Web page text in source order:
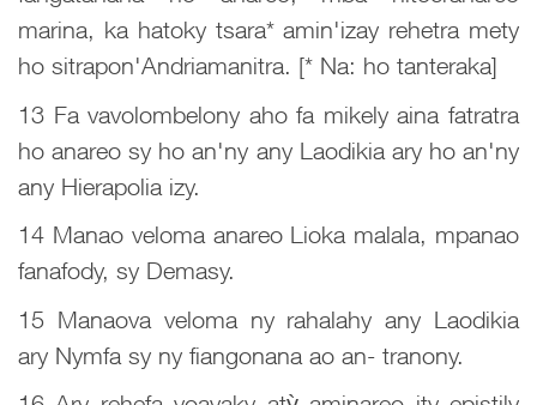
marina, ka hatoky tsara* amin'izay rehetra mety
ho sitrapon'Andriamanitra. [* Na: ho tanteraka]
13 Fa vavolombelony aho fa mikely aina fatratra
ho anareo sy ho an'ny any Laodikia ary ho an'ny
any Hierapolia izy.
14 Manao veloma anareo Lioka malala, mpanao
fanafody, sy Demasy.
15 Manaova veloma ny rahalahy any Laodikia
ary Nymfa sy ny fiangonana ao an- tranony.